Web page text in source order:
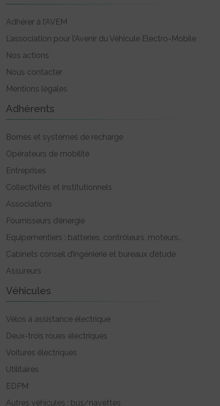
Adhérer à l’AVEM
L’association pour l’Avenir du Véhicule Electro-Mobile
Nos actions
Nous contacter
Mentions légales
Adhérents
Bornes et systèmes de recharge
Opérateurs de mobilité
Entreprises
Collectivités et institutionnels
Associations
Fournisseurs d’énergie
Equipementiers : batteries, contrôleurs, moteurs..
Cabinets conseil d’ingénierie et bureaux d’étude
Assureurs
Véhicules
Vélos à assistance électrique
Deux-trois roues électriques
Voitures électriques
Utilitaires
EDPM
Autres véhicules : bus/navettes